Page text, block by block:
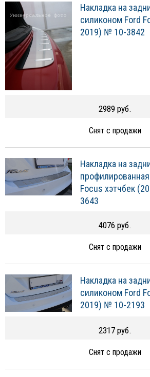
Накладка на
силиконом Ford
2019) № 10-3842
2989 руб.
Снят с продажи
Накладка на
Focus хэтчбек
3643
4076 руб.
Снят с продажи
Накладка на
силиконом Ford
2019) № 10-2193
2317 руб.
Снят с продажи